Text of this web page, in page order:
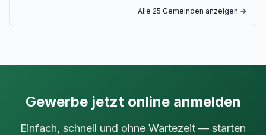
Alle 25 Gemeinden anzeigen →
Gewerbe jetzt online anmelden
Einfach, schnell und ohne Wartezeit — starten